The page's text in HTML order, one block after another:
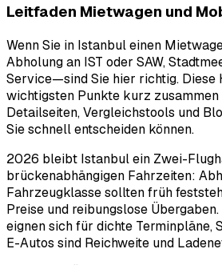
Leitfaden Mietwagen und
Wenn Sie in Istanbul einen
Abholung an IST oder SAW,
Service—sind Sie hier richtig. Diese
wichtigsten Punkte kurz
Detailseiten, Vergleichstools und
Sie schnell entscheiden können.
2026 bleibt Istanbul ein Zwei-
brückenabhängigen Fahrzeiten:
Fahrzeugklasse sollten früh
Preise und reibungslose
eignen sich für dichte Terminpläne,
E-Autos sind Reichweite und